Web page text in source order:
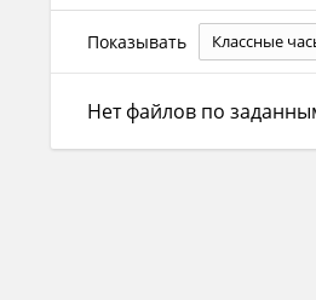
Показывать Классные
Нет файлов по